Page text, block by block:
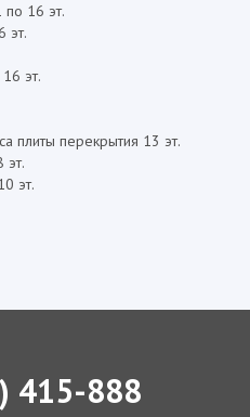
по 16 эт.
эт.
эт.
плиты перекрытия 13 эт.
эт.
эт.
415-888